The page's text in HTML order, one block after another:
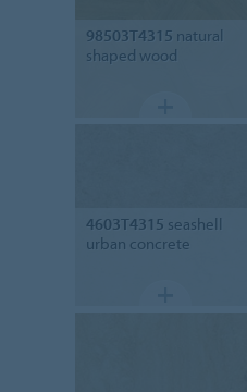
98503T4315 natural
shaped wood
4603T4315 seashell
urban concrete